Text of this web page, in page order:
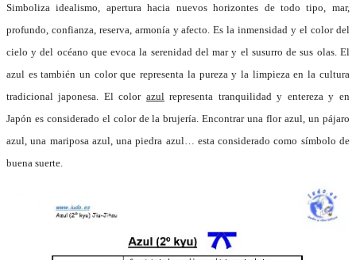
Simboliza idealismo, apertura hacia nuevos horizontes de todo tipo, mar,
profundo, confianza, reserva, armonía y afecto.Es la inmensidad y el color del
cielo y del océano que evoca la serenidad del mar y el susurro de sus olas. El
azul es también un color que representa la pureza y la limpieza en la cultura
tradicional japonesa. El color azul representa tranquilidad y entereza y en
Japón es considerado el color de la brujería. Encontrar una flor azul, un pájaro
azul, una mariposa azul, una piedra azul… esta considerado como símbolo de
buena suerte.